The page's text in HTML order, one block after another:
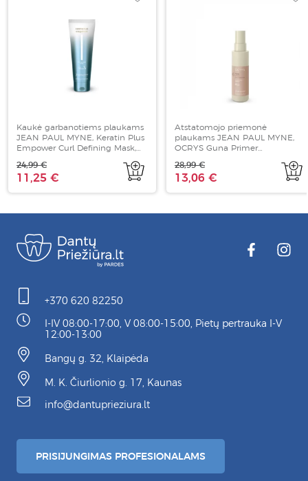
Kaukė garbanotiems plaukams
JEAN PAUL MYNE, Keratin Plus
Empower Curl Defining Mask,
11,25 €
24,99 €
Atstatomojo priemonė
plaukams JEAN PAUL MYNE,
OCRYS Guna Primer
13,06 €
28,99 €
+370 620 82250
I-IV 08:00-17:00, V 08:00-15:00, Pietų pertrauka I-V
12:00-13:00
Bangų g. 32, Klaipėda
M. K. Čiurlionio g. 17, Kaunas
info@dantuprieziura.lt
PRISIJUNGIMAS PROFESIONALAMS